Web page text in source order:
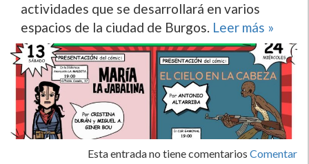
actividades que se desarrollará en varios
espacios de la ciudad de Burgos. Leer más »
Esta entrada no tiene comentarios Comentar